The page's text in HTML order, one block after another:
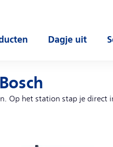
Dagje uit
Op het station stap je direct